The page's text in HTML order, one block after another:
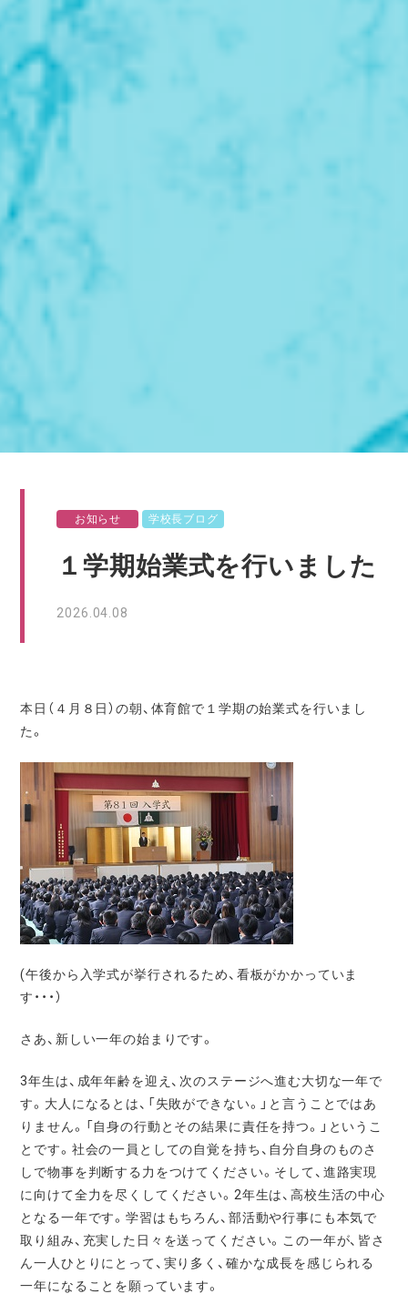
お知らせ 学校長ブログ
１学期始業式を行いました
2026.04.08
本日（４月８日）の朝、体育館で１学期の始業式を行いまし
た。
(午後から入学式が挙行されるため、看板がかかっていま
す・・・）
さあ、新しい一年の始まりです。
3年生は、成年年齢を迎え、次のステージへ進む大切な一年で
す。大人になるとは、「失敗ができない。」と言うことではあ
りません。「自身の行動とその結果に責任を持つ。」というこ
とです。社会の一員としての自覚を持ち、自分自身のものさ
しで物事を判断する力をつけてください。そして、進路実現
に向けて全力を尽くしてください。2年生は、高校生活の中心
となる一年です。学習はもちろん、部活動や行事にも本気で
取り組み、充実した日々を送ってください。この一年が、皆さ
ん一人ひとりにとって、実り多く、確かな成長を感じられる
一年になることを願っています。